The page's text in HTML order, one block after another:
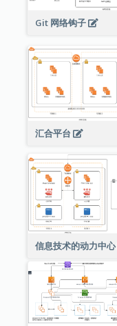
Git 网络钩子
汇合平台
信息技术的动力中心